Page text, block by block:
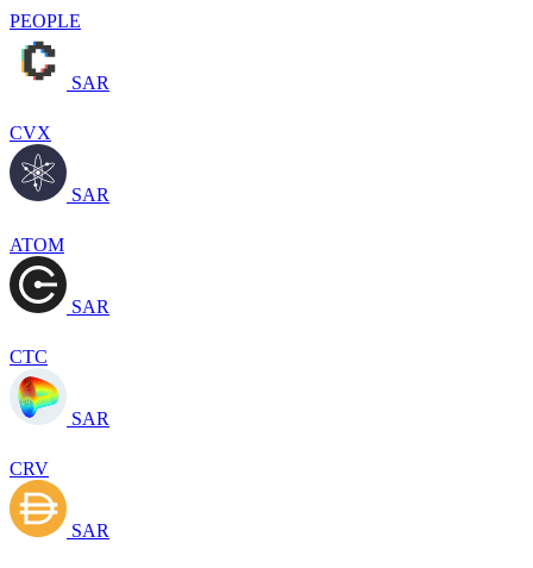
PEOPLE
SAR
CVX
SAR
ATOM
SAR
CTC
SAR
CRV
SAR